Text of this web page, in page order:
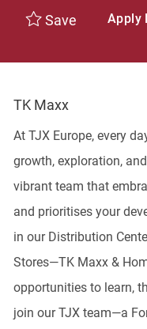
Save Apply
TK Maxx
At TJX Europe, every
growth, exploration,
vibrant team that
and prioritises your
in our Distribution
Stores—TK Maxx &
opportunities to learn,
join our TJX team—a